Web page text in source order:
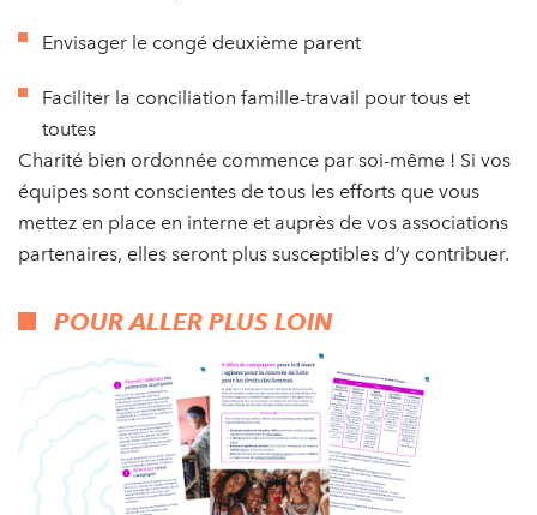
Envisager le congé deuxième parent
Faciliter la conciliation famille-travail pour tous et
toutes
Charité bien ordonnée commence par soi-même ! Si vos
équipes sont conscientes de tous les efforts que vous
mettez en place en interne et auprès de vos associations
partenaires, elles seront plus susceptibles d’y contribuer.
POUR ALLER PLUS LOIN